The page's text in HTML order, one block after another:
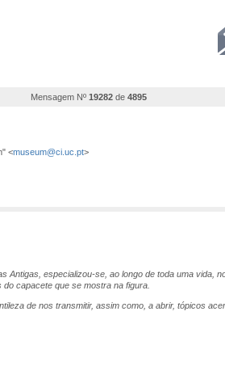
Mensagem Nº 19282 de 4895
<museum@ci.uc.pt>
Antigas, especializou-se, ao longo de toda uma vida,
capacete que se mostra na figura.
de nos transmitir, assim como, a abrir, tópicos